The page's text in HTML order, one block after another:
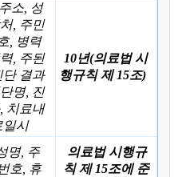
소, 성
, 주민
, 병력
, 주된
단 결과
명, 진
치료내
일시
10년(의료법 시
행규칙 제 15조)
명, 주
호, 휴
의료법 시행규
칙 제 15조에 준